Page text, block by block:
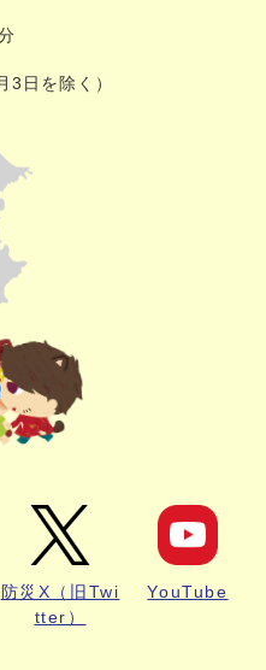
3日を除く）
防災X（旧Twi
tter）
YouTube